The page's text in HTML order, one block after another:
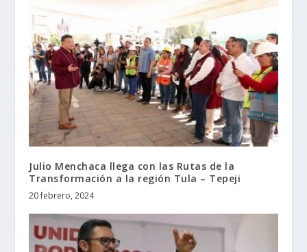
Julio Menchaca llega con las Rutas de la
Transformación a la región Tula – Tepeji
20 febrero, 2024